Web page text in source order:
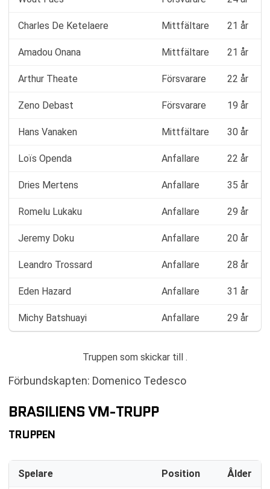
Charles De Ketelaere Mittfältare 21 år
Amadou Onana Mittfältare 21 år
Arthur Theate Försvarare 22 år
Zeno Debast Försvarare 19 år
Hans Vanaken Mittfältare 30 år
Loïs Openda Anfallare 22 år
Dries Mertens Anfallare 35 år
Romelu Lukaku Anfallare 29 år
Jeremy Doku Anfallare 20 år
Leandro Trossard Anfallare 28 år
Eden Hazard Anfallare 31 år
Michy Batshuayi Anfallare 29 år
Truppen som skickar till .
Förbundskapten: Domenico Tedesco
BRASILIENS VM-TRUPP
TRUPPEN
Spelare Position Ålder